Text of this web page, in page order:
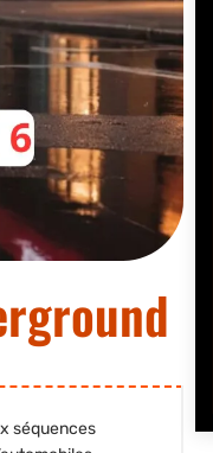
séquences